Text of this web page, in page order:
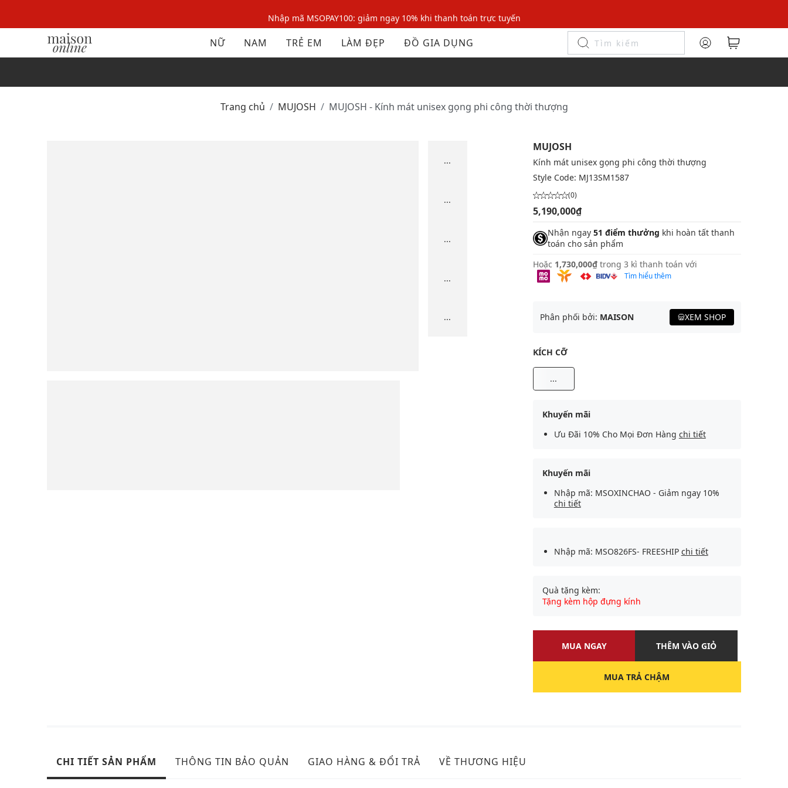
Nhập mã MSOPAY100: giảm ngay 10% khi thanh toán trực tuyến
Nhập mã: MSOXINCHAO - Giảm 10% đơn đầu cho thành viên mới!
Nhập mã MSOPAY100: giảm ngay 10% khi thanh toán trực tuyến
NỮ NAM TRẺ EM LÀM ĐẸP ĐỒ GIA DỤNG
Trang chủ MUJOSH MUJOSH - Kính mát unisex gọng phi công thời thượng
...
...
...
...
...
MUJOSH
Kính mát unisex gọng phi công thời thượng
Style Code: MJ13SM1587
(0)
5,190,000₫
Nhận ngay 51 điểm thưởng khi hoàn tất thanh
toán cho sản phẩm
Hoặc 1,730,000₫ trong 3 kì thanh toán với
Tìm hiểu thêm
Phân phối bởi: MAISON XEM SHOP
KÍCH CỠ
...
Khuyến mãi
Ưu Đãi 10% Cho Mọi Đơn Hàng chi tiết
Khuyến mãi
Nhập mã: MSOXINCHAO - Giảm ngay 10%
chi tiết
Nhập mã: MSO826FS- FREESHIP chi tiết
Quà tặng kèm:
Tặng kèm hộp đựng kính
MUA NGAY THÊM VÀO GIỎ
MUA TRẢ CHẬM
CHI TIẾT SẢN PHẨM THÔNG TIN BẢO QUẢN GIAO HÀNG & ĐỔI TRẢ VỀ THƯƠNG HIỆU